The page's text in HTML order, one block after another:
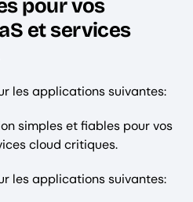
pour vos
et services
les applications suivantes:
simples et fiables pour vos
cloud critiques.
les applications suivantes: